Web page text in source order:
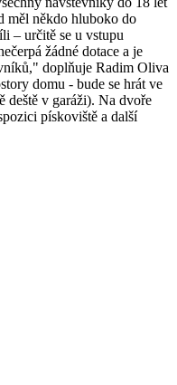
měl někdo hluboko do
– určitě se u vstupu
žádné dotace a je
doplňuje Radim Oliva
domu - bude se hrát ve
deště v garáži). Na dvoře
pískoviště a další